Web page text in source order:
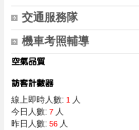
交通服務隊
機車考照輔導
線上即時人數: 1 人
今日人數: 7 人
昨日人數: 56 人